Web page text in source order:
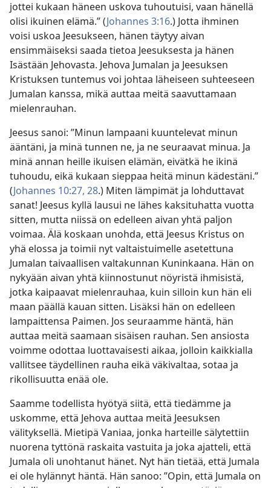
jottei kukaan häneen uskova tuhoutuisi, vaan hänellä
olisi ikuinen elämä.” (Johannes 3:16.) Jotta ihminen
voisi uskoa Jeesukseen, hänen täytyy aivan
ensimmäiseksi saada tietoa Jeesuksesta ja hänen
Isästään Jehovasta. Jehova Jumalan ja Jeesuksen
Kristuksen tuntemus voi johtaa läheiseen suhteeseen
Jumalan kanssa, mikä auttaa meitä saavuttamaan
mielenrauhan.
Jeesus sanoi: ”Minun lampaani kuuntelevat minun
ääntäni, ja minä tunnen ne, ja ne seuraavat minua. Ja
minä annan heille ikuisen elämän, eivätkä he ikinä
tuhoudu, eikä kukaan sieppaa heitä minun kädestäni.”
(Johannes 10:27, 28.) Miten lämpimät ja lohduttavat
sanat! Jeesus kyllä lausui ne lähes kaksituhatta vuotta
sitten, mutta niissä on edelleen aivan yhtä paljon
voimaa. Älä koskaan unohda, että Jeesus Kristus on
yhä elossa ja toimii nyt valtaistuimelle asetettuna
Jumalan taivaallisen valtakunnan Kuninkaana. Hän on
nykyään aivan yhtä kiinnostunut nöyristä ihmisistä,
jotka kaipaavat mielenrauhaa, kuin silloin kun hän eli
maan päällä kauan sitten. Lisäksi hän on edelleen
lampaittensa Paimen. Jos seuraamme häntä, hän
auttaa meitä saamaan sisäisen rauhan. Sen ansiosta
voimme odottaa luottavaisesti aikaa, jolloin kaikkialla
vallitsee täydellinen rauha eikä väkivaltaa, sotaa ja
rikollisuutta enää ole.
Saamme todellista hyötyä siitä, että tiedämme ja
uskomme, että Jehova auttaa meitä Jeesuksen
välityksellä. Mietipä Vaniaa, jonka harteille sälytettiin
nuorena tyttönä raskaita vastuita ja joka ajatteli, että
Jumala oli unohtanut hänet. Nyt hän tietää, että Jumala
ei ole hylännyt häntä. Hän sanoo: ”Opin, että Jumala on